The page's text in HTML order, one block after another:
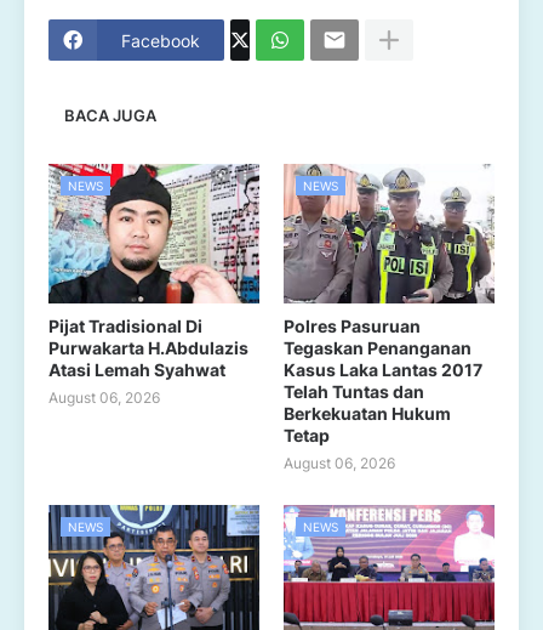
Facebook
BACA JUGA
NEWS
Pijat Tradisional Di
Purwakarta H.Abdulazis
Atasi Lemah Syahwat
August 06, 2026
NEWS
Polres Pasuruan
Tegaskan Penanganan
Kasus Laka Lantas 2017
Telah Tuntas dan
Berkekuatan Hukum
Tetap
August 06, 2026
NEWS NEWS